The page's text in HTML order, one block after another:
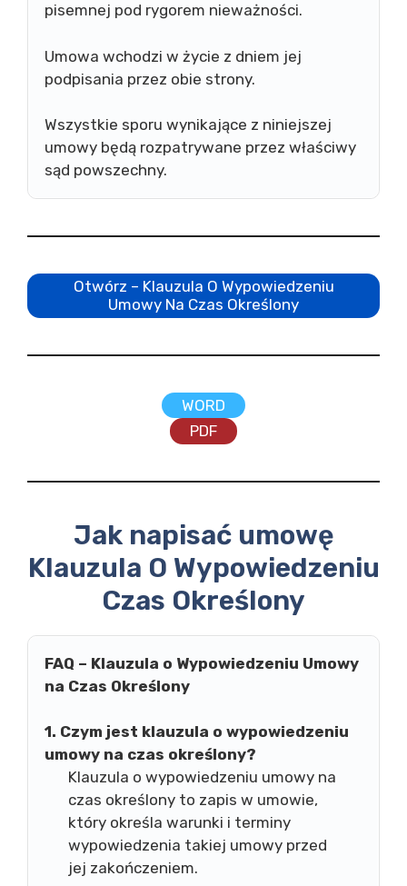
pisemnej pod rygorem nieważności.
Umowa wchodzi w życie z dniem jej
podpisania przez obie strony.
Wszystkie sporu wynikające z niniejszej
umowy będą rozpatrywane przez właściwy
sąd powszechny.
Otwórz – Klauzula O Wypowiedzeniu
Umowy Na Czas Określony
WORD
PDF
Jak napisać umowę
Klauzula O Wypowiedzeniu
Czas Określony
FAQ – Klauzula o Wypowiedzeniu Umowy
na Czas Określony
1. Czym jest klauzula o wypowiedzeniu
umowy na czas określony?
Klauzula o wypowiedzeniu umowy na
czas określony to zapis w umowie,
który określa warunki i terminy
wypowiedzenia takiej umowy przed
jej zakończeniem.